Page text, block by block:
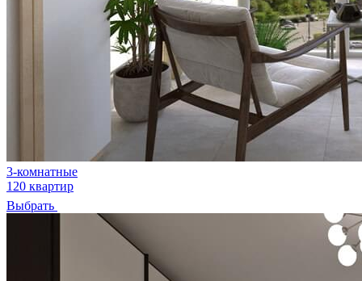
3-комнатные
120 квартир
Выбрать